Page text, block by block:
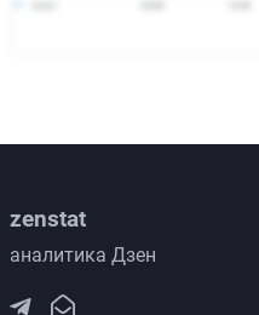
zenstat
аналитика Дзен